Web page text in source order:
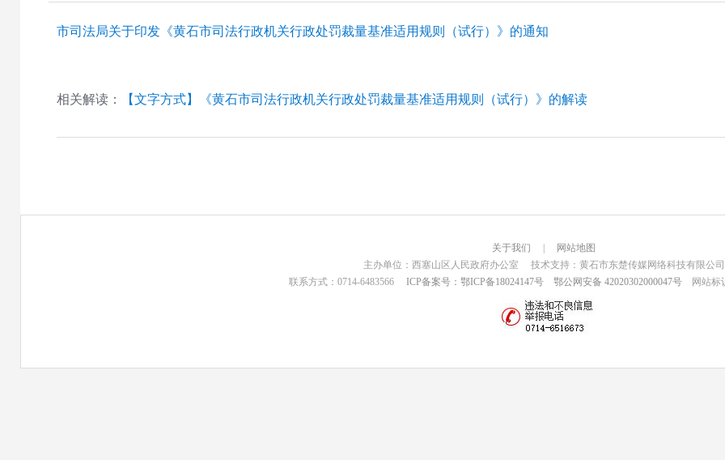
市司法局关于印发《黄石市司法行政机关行政处罚裁量基准适用规则（试行）》的通知
相关解读： 【文字方式】《黄石市司法行政机关行政处罚裁量基准适用规则（试行）》的解读
关于我们
网站地图
主办单位：西塞山区人民政府办公室 技术支持：黄石市东楚传媒网络科技有限公司
联系方式：0714-6483566 ICP备案号：鄂ICP备18024147号 鄂公网安备 42020302000047号 网站标